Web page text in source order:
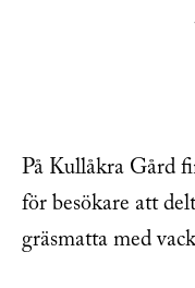
På Kullåkra Gård
för besökare att
gräsmatta med